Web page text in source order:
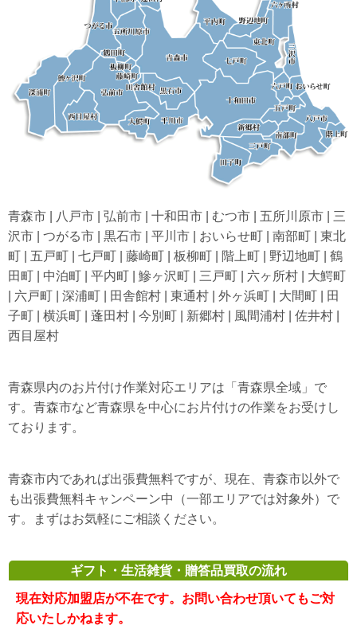
青森市 | 八戸市 | 弘前市 | 十和田市 | むつ市 | 五所川原市 | 三
沢市 | つがる市 | 黒石市 | 平川市 | おいらせ町 | 南部町 | 東北
町 | 五戸町 | 七戸町 | 藤崎町 | 板柳町 | 階上町 | 野辺地町 | 鶴
田町 | 中泊町 | 平内町 | 鰺ヶ沢町 | 三戸町 | 六ヶ所村 | 大鰐町
| 六戸町 | 深浦町 | 田舎館村 | 東通村 | 外ヶ浜町 | 大間町 | 田
子町 | 横浜町 | 蓬田村 | 今別町 | 新郷村 | 風間浦村 | 佐井村 |
西目屋村
青森県内のお片付け作業対応エリアは「青森県全域」で
す。青森市など青森県を中心にお片付けの作業をお受けし
ております。
青森市内であれば出張費無料ですが、現在、青森市以外で
も出張費無料キャンペーン中（一部エリアでは対象外）で
す。まずはお気軽にご相談ください。
ギフト・生活雑貨・贈答品買取の流れ
現在対応加盟店が不在です。お問い合わせ頂いてもご対
応いたしかねます。